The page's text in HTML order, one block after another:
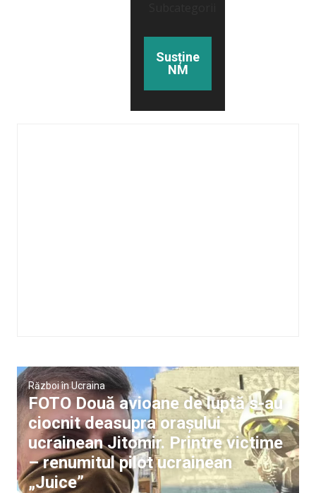
Susține
NM
Război în Ucraina
FOTO Două avioane de luptă s-au
ciocnit deasupra orașului
ucrainean Jitomir. Printre victime
– renumitul pilot ucrainean
„Juice”